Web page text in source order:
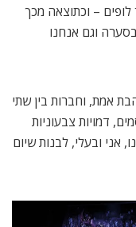
– וכתוצאה מכך
וגם אנחנו
אמת, וחברות בין שתי
דמויות צבעוניות
אני ובעלי, לבנות שיום